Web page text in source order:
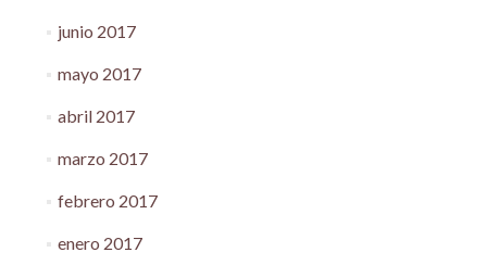
junio 2017
mayo 2017
abril 2017
marzo 2017
febrero 2017
enero 2017